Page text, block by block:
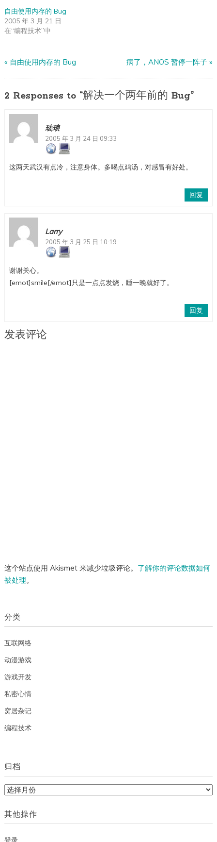
自由使用内存的 Bug
2005 年 3 月 21 日
在“编程技术”中
« 自由使用内存的 Bug 病了，ANOS 暂停一阵子 »
2 Responses to “解决一个两年前的 Bug”
珐琅
2005 年 3 月 24 日 09:33
这两天武汉有点冷，注意身体。多喝点鸡汤，对感冒有好处。
回复
Larry
2005 年 3 月 25 日 10:19
谢谢关心。
[emot]smile[/emot]只是一点点发烧，睡一晚就好了。
回复
发表评论
这个站点使用 Akismet 来减少垃圾评论。 了解你的评论数据如何
被处理。
分类
互联网络
动漫游戏
游戏开发
私密心情
窝居杂记
编程技术
归档
归
其他操作
登录